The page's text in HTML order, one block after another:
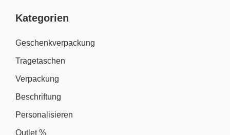
Kategorien
Geschenkverpackung
Tragetaschen
Verpackung
Beschriftung
Personalisieren
Outlet %